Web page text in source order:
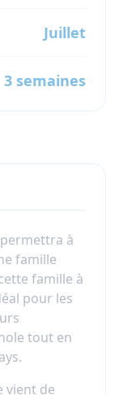
Juillet
3 semaines
à
famille
famille à
pour les
tout en
vient de